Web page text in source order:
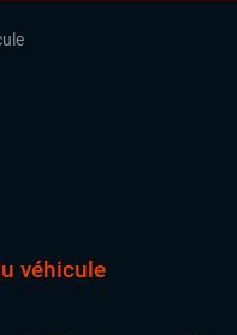
véhicule